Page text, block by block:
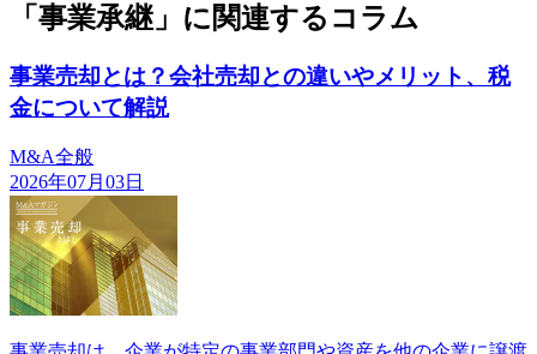
「事業承継」に関連するコラム
事業売却とは？会社売却との違いやメリット、税
金について解説
M&A全般
2026年07月03日